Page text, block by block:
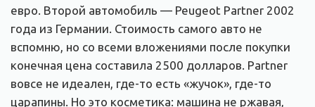
евро. Второй автомобиль — Peugeot Partner 2002
года из Германии. Стоимость самого авто не
вспомню, но со всеми вложениями после покупки
конечная цена составила 2500 долларов. Partner
вовсе не идеален, где-то есть «жучок», где-то
царапины. Но это косметика: машина не ржавая,